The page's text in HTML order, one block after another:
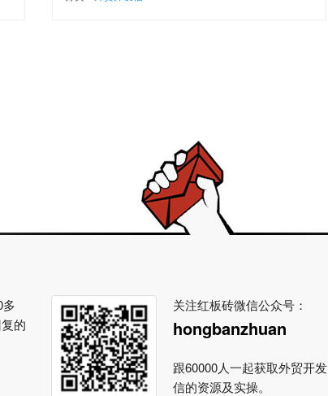
的
关注红板砖微信公众号：
hongbanzhuan
跟60000人一起获取外贸开发
信的资源及实操。